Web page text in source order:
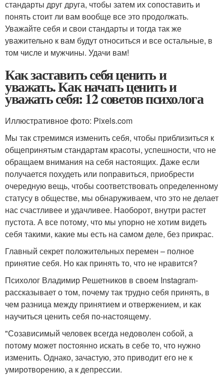
стандарты друг друга, чтобы затем их сопоставить и
понять стоит ли вам вообще все это продолжать.
Уважайте себя и свои стандарты и тогда так же
уважительно к вам будут относиться и все остальные, в
том числе и мужчины. Удачи вам!
Как заставить себя ценить и
уважать. Как начать ценить и
уважать себя: 12 советов психолога
Иллюстративное фото: Pixels.com
Мы так стремимся изменить себя, чтобы приблизиться к
общепринятым стандартам красоты, успешности, что не
обращаем внимания на себя настоящих. Даже если
получается похудеть или поправиться, приобрести
очередную вещь, чтобы соответствовать определенному
статусу в обществе, мы обнаруживаем, что это не делает
нас счастливее и удачливее. Наоборот, внутри растет
пустота. А все потому, что мы упорно не хотим видеть
себя такими, какие мы есть на самом деле, без прикрас.
Главный секрет положительных перемен – полное
принятие себя. Но как принять то, что не нравится?
Психолог Владимир Решетников в своем Instagram-
рассказывает о том, почему так трудно себя принять, в
чем разница между принятием и отвержением, и как
научиться ценить себя по-настоящему.
"Созависимый человек всегда недоволен собой, а
потому может постоянно искать в себе то, что нужно
изменить. Однако, зачастую, это приводит его не к
умиротворению, а к депрессии.